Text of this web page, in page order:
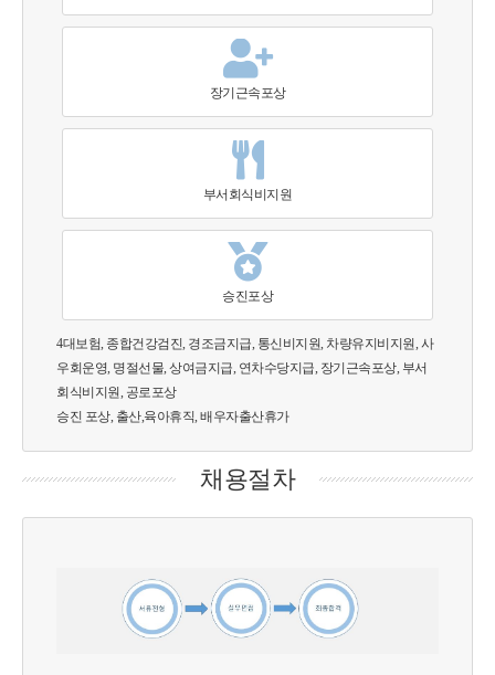
장기근속포상
부서회식비지원
승진포상
4대보험, 종합건강검진, 경조금지급, 통신비지원, 차량유지비지원, 사
우회운영, 명절선물, 상여금지급, 연차수당지급, 장기근속포상, 부서
회식비지원, 공로포상
승진 포상, 출산,육아휴직, 배우자출산휴가
채용절차